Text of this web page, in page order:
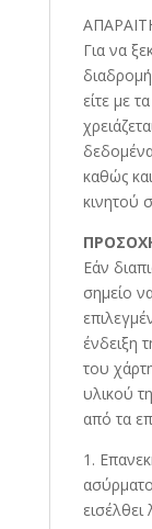
Για να
είτε με
καθώς
κινητού
Εάν
σημείο
ένδειξη
του
υλικού
από τα
1.